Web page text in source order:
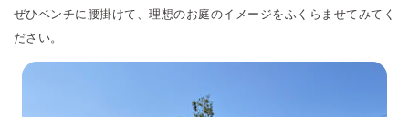
ぜひベンチに腰掛けて、理想のお庭のイメージをふくらませてみてく
ださい。